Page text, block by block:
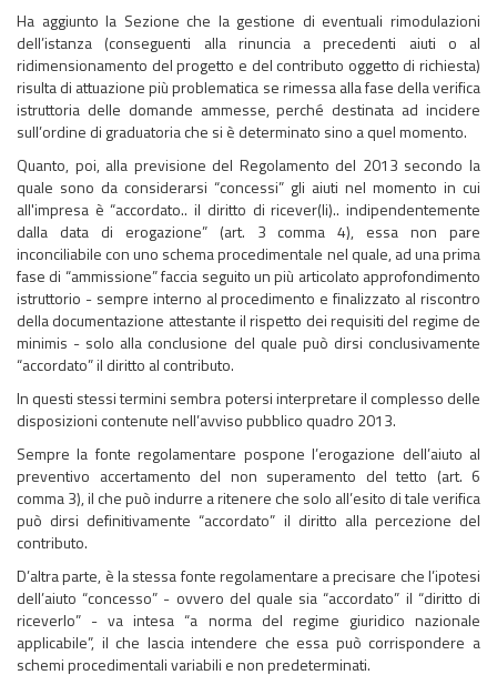
Ha aggiunto la Sezione che la gestione di eventuali rimodulazioni
dell’istanza (conseguenti alla rinuncia a precedenti aiuti o al
ridimensionamento del progetto e del contributo oggetto di richiesta)
risulta di attuazione più problematica se rimessa alla fase della verifica
istruttoria delle domande ammesse, perché destinata ad incidere
sull’ordine di graduatoria che si è determinato sino a quel momento.
Quanto, poi, alla previsione del Regolamento del 2013 secondo la
quale sono da considerarsi “concessi” gli aiuti nel momento in cui
all'impresa è “accordato.. il diritto di ricever(li).. indipendentemente
dalla data di erogazione” (art. 3 comma 4), essa non pare
inconciliabile con uno schema procedimentale nel quale, ad una prima
fase di “ammissione” faccia seguito un più articolato approfondimento
istruttorio - sempre interno al procedimento e finalizzato al riscontro
della documentazione attestante il rispetto dei requisiti del regime de
minimis - solo alla conclusione del quale può dirsi conclusivamente
“accordato” il diritto al contributo.
In questi stessi termini sembra potersi interpretare il complesso delle
disposizioni contenute nell’avviso pubblico quadro 2013.
Sempre la fonte regolamentare pospone l’erogazione dell’aiuto al
preventivo accertamento del non superamento del tetto (art. 6
comma 3), il che può indurre a ritenere che solo all’esito di tale verifica
può dirsi definitivamente “accordato” il diritto alla percezione del
contributo.
D’altra parte, è la stessa fonte regolamentare a precisare che l’ipotesi
dell’aiuto “concesso” - ovvero del quale sia “accordato” il “diritto di
riceverlo” - va intesa “a norma del regime giuridico nazionale
applicabile”, il che lascia intendere che essa può corrispondere a
schemi procedimentali variabili e non predeterminati.